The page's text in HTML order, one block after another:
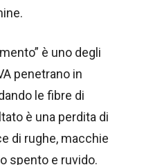
è uno degli
penetrano in
le fibre di
è una perdita di
di rughe, macchie
spento e ruvido.